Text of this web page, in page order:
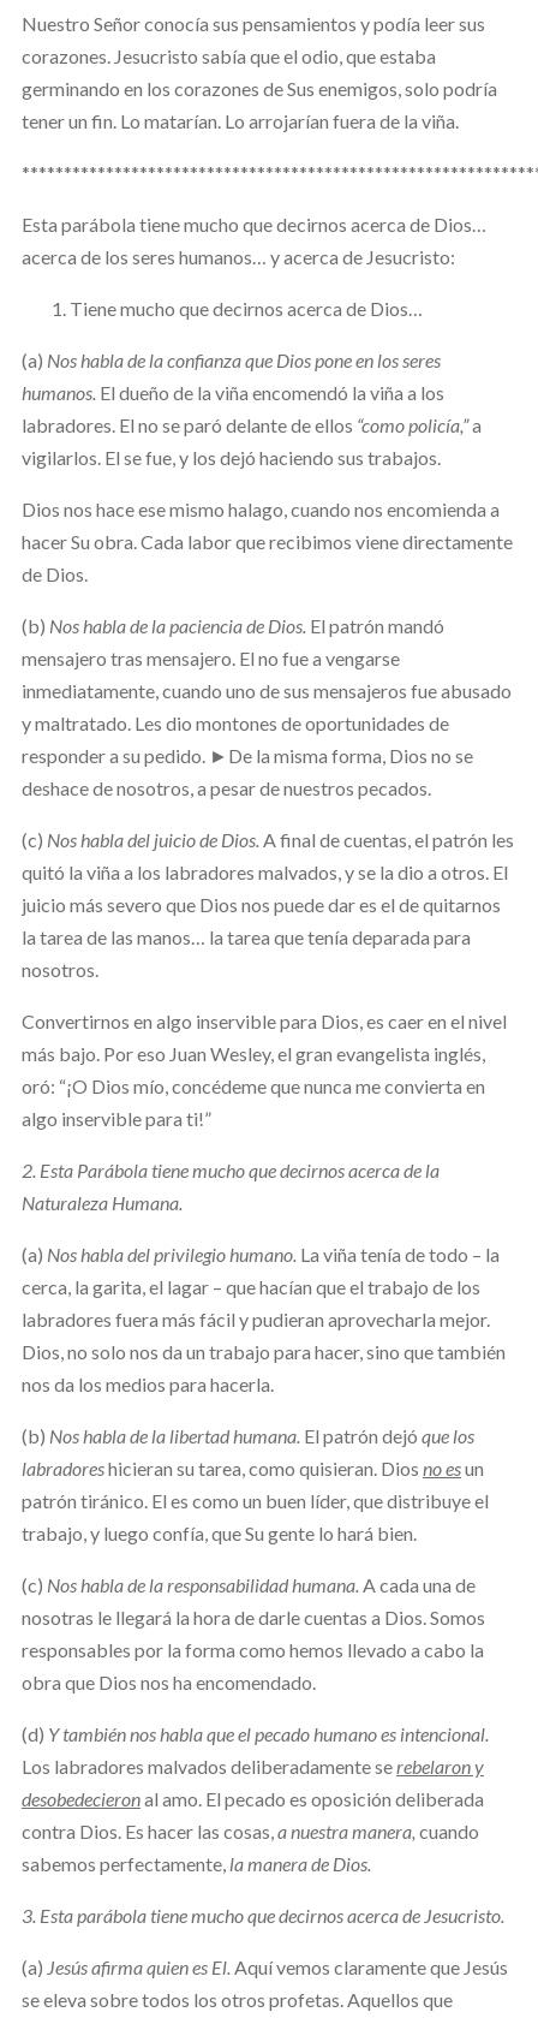
Nuestro Señor conocía sus pensamientos y podía leer sus
corazones. Jesucristo sabía que el odio, que estaba
germinando en los corazones de Sus enemigos, solo podría
tener un fin. Lo matarían. Lo arrojarían fuera de la viña.
Esta parábola tiene mucho que decirnos acerca de Dios…
acerca de los seres humanos… y acerca de Jesucristo:
Tiene mucho que decirnos acerca de Dios…
(a) Nos habla de la confianza que Dios pone en los seres
humanos. El dueño de la viña encomendó la viña a los
labradores. El no se paró delante de ellos “como policía,”a
vigilarlos. El se fue, y los dejó haciendo sus trabajos.
Dios nos hace ese mismo halago, cuando nos encomienda a
hacer Su obra. Cada labor que recibimos viene directamente
de Dios.
(b) Nos habla de la paciencia de Dios. El patrón mandó
mensajero tras mensajero. El no fue a vengarse
inmediatamente, cuando uno de sus mensajeros fue abusado
y maltratado. Les dio montones de oportunidades de
responder a su pedido. ►De la misma forma, Dios no se
deshace de nosotros, a pesar de nuestros pecados.
(c) Nos habla del juicio de Dios. A final de cuentas, el patrón les
quitó la viña a los labradores malvados, y se la dio a otros. El
juicio más severo que Dios nos puede dar es el de quitarnos
la tarea de las manos… la tarea que tenía deparada para
nosotros.
Convertirnos en algo inservible para Dios, es caer en el nivel
más bajo. Por eso Juan Wesley, el gran evangelista inglés,
oró: “¡O Dios mío, concédeme que nunca me convierta en
algo inservible para ti!”
2. Esta Parábola tiene mucho que decirnos acerca de la
Naturaleza Humana.
(a) Nos habla del privilegio humano. La viña tenía de todo – la
cerca, la garita, el lagar – que hacían que el trabajo de los
labradores fuera más fácil y pudieran aprovecharla mejor.
Dios, no solo nos da un trabajo para hacer, sino que también
nos da los medios para hacerla.
(b) Nos habla de la libertad humana. El patrón dejó que los
labradoreshicieran su tarea, como quisieran. Dios no esun
patrón tiránico. El es como un buen líder, que distribuye el
trabajo, y luego confía, que Su gente lo hará bien.
(c) Nos habla de la responsabilidad humana. A cada una de
nosotras le llegará la hora de darle cuentas a Dios. Somos
responsables por la forma como hemos llevado a cabo la
obra que Dios nos ha encomendado.
(d) Y también nos habla que el pecado humano es intencional.
Los labradores malvados deliberadamente serebelaron y
desobedecieronal amo. El pecado es oposición deliberada
contra Dios. Es hacer las cosas,a nuestra manera, cuando
sabemos perfectamente, la manera de Dios.
3. Esta parábola tiene mucho que decirnos acerca de Jesucristo.
(a) Jesús afirma quien es El. Aquí vemos claramente que Jesús
se eleva sobre todos los otros profetas. Aquellos que